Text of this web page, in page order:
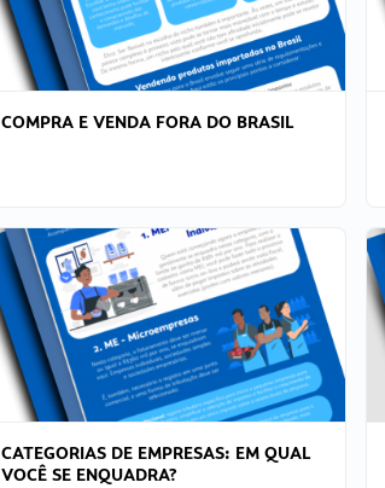
COMPRA E VENDA FORA DO BRASIL
CATEGORIAS DE EMPRESAS: EM QUAL
VOCÊ SE ENQUADRA?